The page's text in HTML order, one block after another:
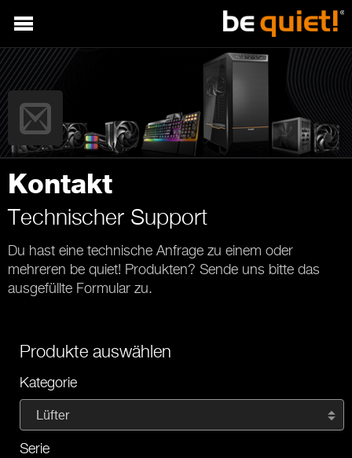
Kontakt
Technischer Support
Du hast eine technische Anfrage zu einem oder
mehreren be quiet! Produkten? Sende uns bitte das
ausgefüllte Formular zu.
Produkte auswählen
Kategorie
Lüfter
Serie